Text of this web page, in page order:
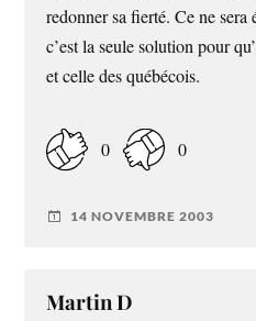
redonner sa fierté. Ce ne
c’est la seule solution pour
et celle des québécois.
0 0
14 NOVEMBRE 2003
Martin D